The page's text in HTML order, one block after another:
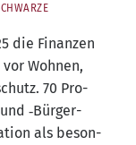
die Finan­zen
Woh­nen,
70 Pro­
‑Bür­ger­
als beson­